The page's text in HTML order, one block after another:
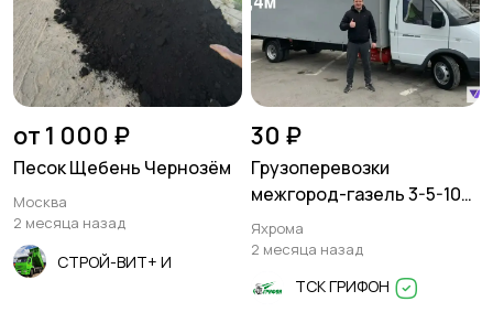
от 1 000 ₽
Песок Щебень Чернозём
Москва
2 месяца назад
СТРОЙ-ВИТ+ И
30 ₽
Грузоперевозки
межгород-газель 3-5-10
тонн
Яхрома
2 месяца назад
ТСК ГРИФОН